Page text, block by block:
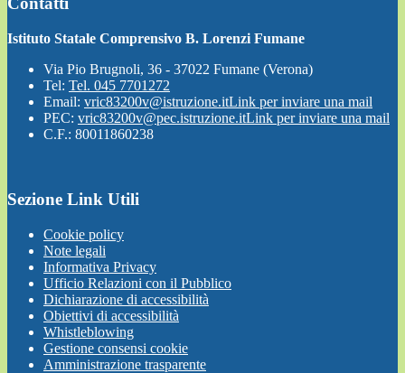
Istituto Statale Comprensivo B. Lorenzi Fumane
Via Pio Brugnoli, 36 - 37022 Fumane (Verona)
Tel: Tel. 045 7701272
Email: vric83200v@istruzione.itLink per inviare una mail
PEC: vric83200v@pec.istruzione.itLink per inviare una mail
C.F.: 80011860238
Sezione Link Utili
Cookie policy
Note legali
Informativa Privacy
Ufficio Relazioni con il Pubblico
Dichiarazione di accessibilità
Obiettivi di accessibilità
Whistleblowing
Gestione consensi cookie
Amministrazione trasparente